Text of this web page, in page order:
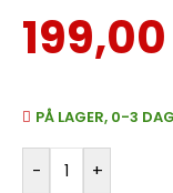
ideelt til
farve gør det
199,00
PÅ LAGER, 0-3
- +